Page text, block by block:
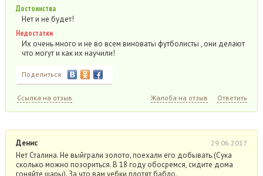
Достоинства
Нет и не будет!
Недостатки
Их очень много и не во всем виноваты футболисты , они делают
что могут и как их научили!
Поделиться:
Ссылка на отзыв Жалоба на отзыв Ответить
Денис 29.06.2017
Нет Сталина. Не выйграли золото, поехали его добывать.(Сука
сколько можно позориться. В 18 году обосремся, сидите дома
гоняйте шары). За что вам уебки плотят бабло.